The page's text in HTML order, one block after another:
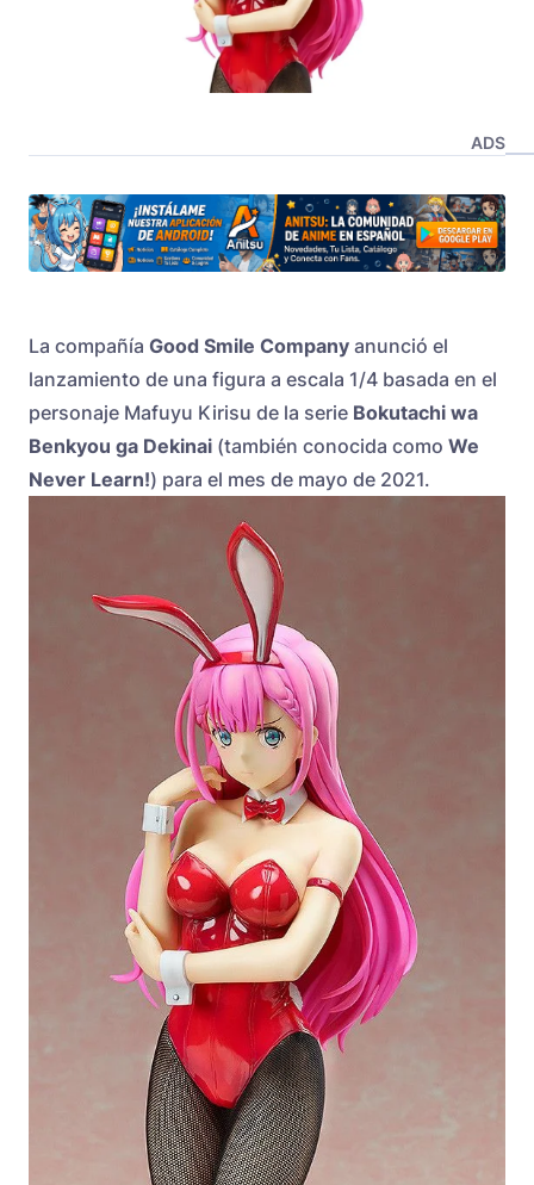
ADS
La compañía Good Smile Company anunció el
lanzamiento de una figura a escala 1/4 basada en el
personaje Mafuyu Kirisu de la serie Bokutachi wa
Benkyou ga Dekinai (también conocida como We
Never Learn!) para el mes de mayo de 2021.